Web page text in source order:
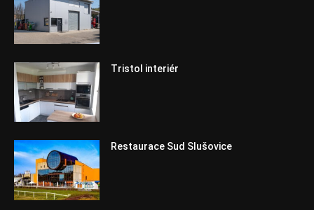
Tristol interiér
Restaurace Sud Slušovice